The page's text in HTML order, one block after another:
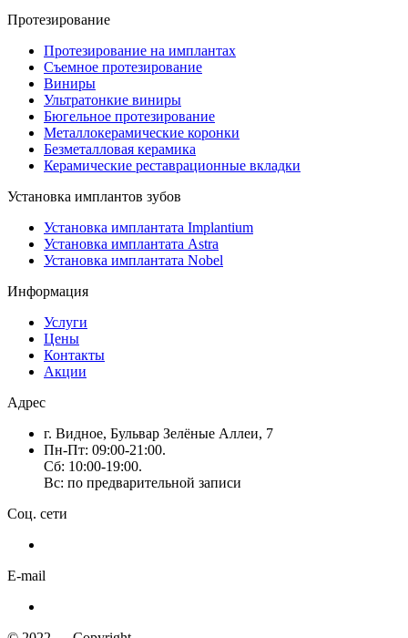
Протезирование
Протезирование на имплантах
Съемное протезирование
Виниры
Ультратонкие виниры
Бюгельное протезирование
Металлокерамические коронки
Безметалловая керамика
Керамические реставрационные вкладки
Установка имплантов зубов
Установка имплантата Implantium
Установка имплантата Astra
Установка имплантата Nobel
Информация
Услуги
Цены
Контакты
Акции
Адрес
г. Видное, Бульвар Зелёные Аллеи, 7
Пн-Пт: 09:00-21:00.
Сб: 10:00-19:00.
Вс: по предварительной записи
Соц. сети
E-mail